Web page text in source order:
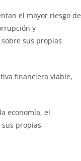
el mayor riesgo de
y
sus propias
financiera viable,
economía, el
propias